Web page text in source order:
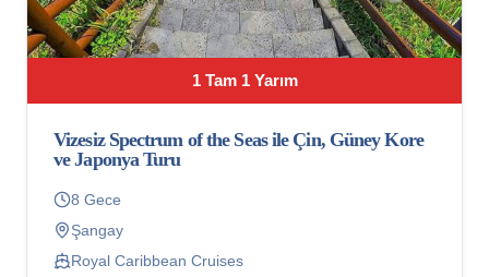
1 Tam 1 Yarım
Vizesiz Spectrum of the Seas ile Çin, Güney Kore
ve Japonya Turu
8 Gece
Şangay
Royal Caribbean Cruises